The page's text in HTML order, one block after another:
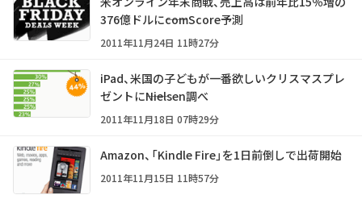
376億ドルに――comScore予測
2011年11月24日 11時27分
iPad、米国の子どもが一番欲しいクリスマスプレ
ゼントに――Nielsen調べ
2011年11月18日 07時29分
Amazon、「Kindle Fire」を1日前倒しで出荷開始
2011年11月15日 11時57分